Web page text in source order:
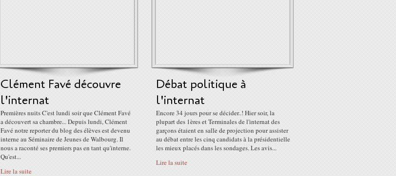
Clément Favé découvre
l'internat
Premières nuits C'est lundi soir que Clément Favé
a découvert sa chambre... Depuis lundi, Clément
Favé notre reporter du blog des élèves est devenu
interne au Séminaire de Jeunes de Walbourg. Il
nous a raconté ses premiers pas en tant qu'interne.
Qu'est...
Lire la suite
Débat politique à
l'internat
Encore 34 jours pour se décider..! Hier soir, la
plupart des 1ères et Terminales de l'internat des
garçons étaient en salle de projection pour assister
au débat entre les cinq candidats à la présidentielle
les mieux placés dans les sondages. Les avis...
Lire la suite